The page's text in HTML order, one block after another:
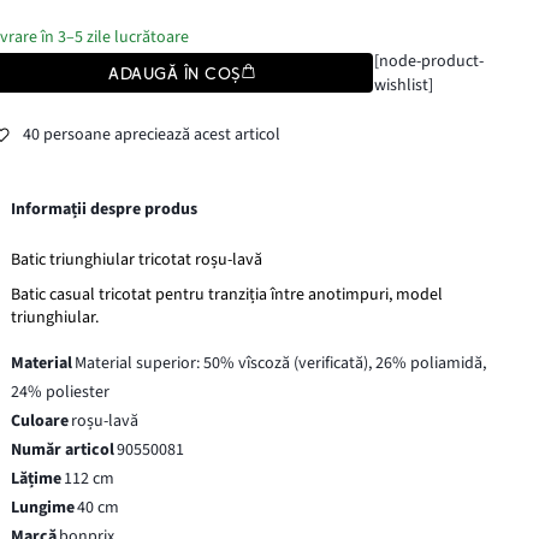
în 3–5 zile lucrătoare
ADAUGĂ ÎN COȘ
[node-product-
wishlist]
40 persoane apreciează acest articol
Informații despre produs
Batic triunghiular tricotat roșu-lavă
Batic casual tricotat pentru tranziția între anotimpuri, model
triunghiular.
MaterialMaterial superior: 50% vîscoză (verificată), 26% poliamidă,
24% poliester
Culoareroșu-lavă
Număr articol90550081
Lățime112 cm
Lungime40 cm